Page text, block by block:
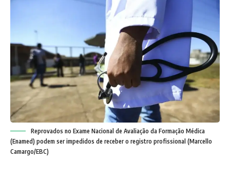
Reprovados no Exame Nacional de Avaliação da Formação Médica
(Enamed) podem ser impedidos de receber o registro profissional (Marcello
Camargo/EBC)